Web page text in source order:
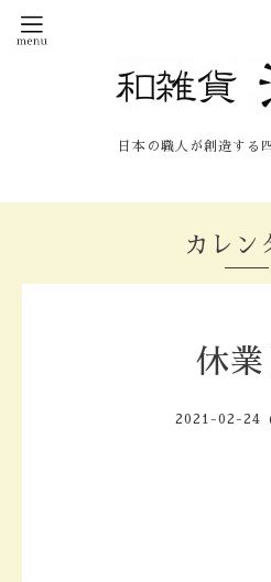
日本の職人が創造する
カレン
休業
2021-02-24